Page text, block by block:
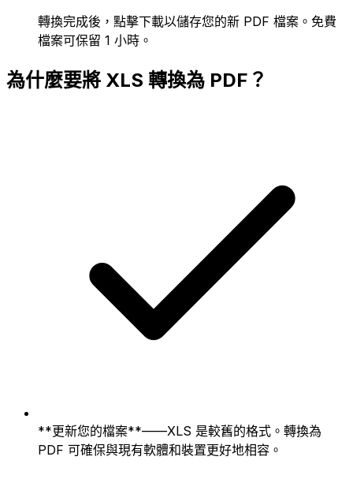
轉換完成後，點擊下載以儲存您的新 PDF 檔案。免費
檔案可保留 1 小時。
為什麼要將 XLS 轉換為 PDF？
**更新您的檔案**——XLS 是較舊的格式。轉換為
PDF 可確保與現有軟體和裝置更好地相容。